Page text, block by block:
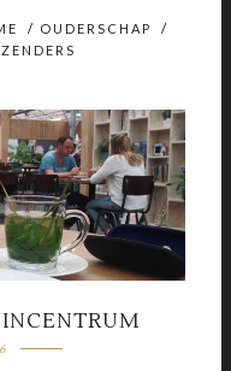
/ OUDERSCHAP
/